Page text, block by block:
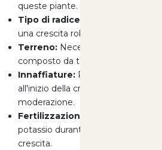
queste piante.
Tipo di radice:
una crescita robusta.
Terreno: Necessitano di un
composto da terra da giardino,
Innaffiature: Richiedono
all'inizio della crescita, per poi
moderazione.
Fertilizzazione:
potassio durante la fioritura e di
crescita.